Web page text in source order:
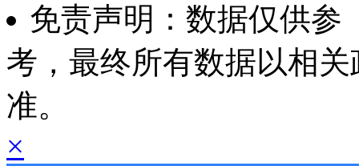
免责声明：数据仅供参
考，最终所有数据以相
准。
×